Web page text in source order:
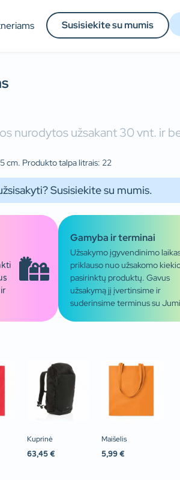
Susisiekite su mumis
nurodytos užsakant 30 vnt. ir
cm. Produkto talpa litrais: 22
Susisiekite su mumis.
Gamyba ir terminai
Užsakymo įgyvendinimo
priklauso nuo užsakomo
pasirinktų produktų. Gavus
užsakymą jį įvertinsime ir
suderinsime terminus su
Kuprinė
63,45 €
Maišelis
5,99 €